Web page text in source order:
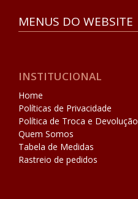
MENUS DO WEBSITE
INSTITUCIONAL
Home
Políticas de Privacidade
Política de Troca e Devolução
Quem Somos
Tabela de Medidas
Rastreio de pedidos